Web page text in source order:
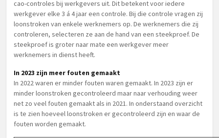
cao-controles bij werkgevers uit. Dit betekent voor iedere
werkgever elke 3 á 4 jaar een controle. Bij die controle vragen zij
loonstroken van enkele werknemers op. De werknemers die zij
controleren, selecteren ze aan de hand van een steekproef. De
steekproef is groter naar mate een werkgever meer
werknemers in dienst heeft.
In 2023 zijn meer fouten gemaakt
In 2022 waren er minder fouten waren gemaakt. In 2023 zijn er
minder loonstroken gecontroleerd maar naar verhouding weer
net zo veel fouten gemaakt als in 2021. In onderstaand overzicht
is te zien hoeveel loonstroken er gecontroleerd zijn en waar de
fouten worden gemaakt.